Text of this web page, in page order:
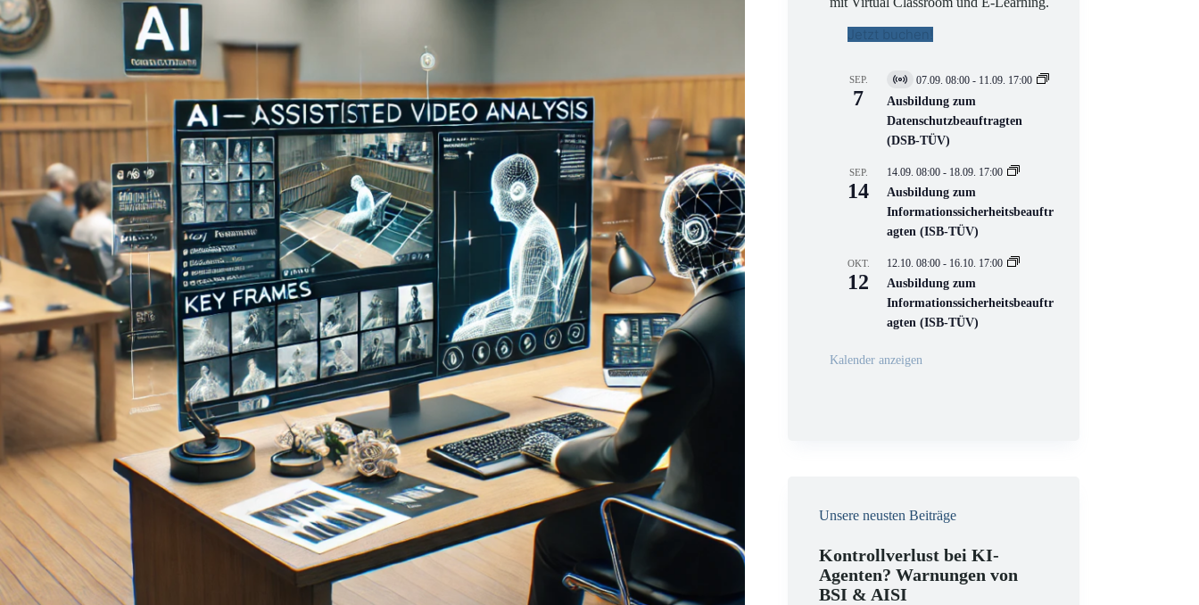
Jetzt buchen!
SEP.
7
V
i
t
u
l
V
e
r
n
s
t
a
t
n
07.09. 08:00 - 11.09. 17:00
Ausbildung zum
Datenschutzbeauftragten
(DSB-TÜV)
SEP.
14
14.09. 08:00 - 18.09. 17:00
Ausbildung zum
Informationssicherheitsbeauftr
agten (ISB-TÜV)
OKT.
12
12.10. 08:00 - 16.10. 17:00
Ausbildung zum
Informationssicherheitsbeauftr
agten (ISB-TÜV)
Kalender anzeigen
Unsere neusten Beiträge
Kontrollverlust bei KI-
Agenten? Warnungen von
BSI & AISI